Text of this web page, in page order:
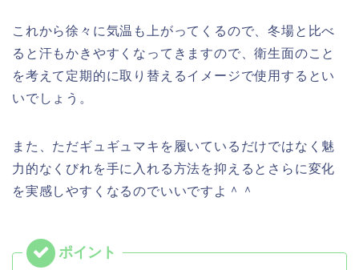
これから徐々に気温も上がってくるので、冬場と比べ
ると汗もかきやすくなってきますので、衛生面のこと
を考えて定期的に取り替えるイメージで使用するとい
いでしょう。
また、ただギュギュマキを履いているだけではなく魅
力的なくびれを手に入れる方法を抑えるとさらに変化
を実感しやすくなるのでいいですよ＾＾